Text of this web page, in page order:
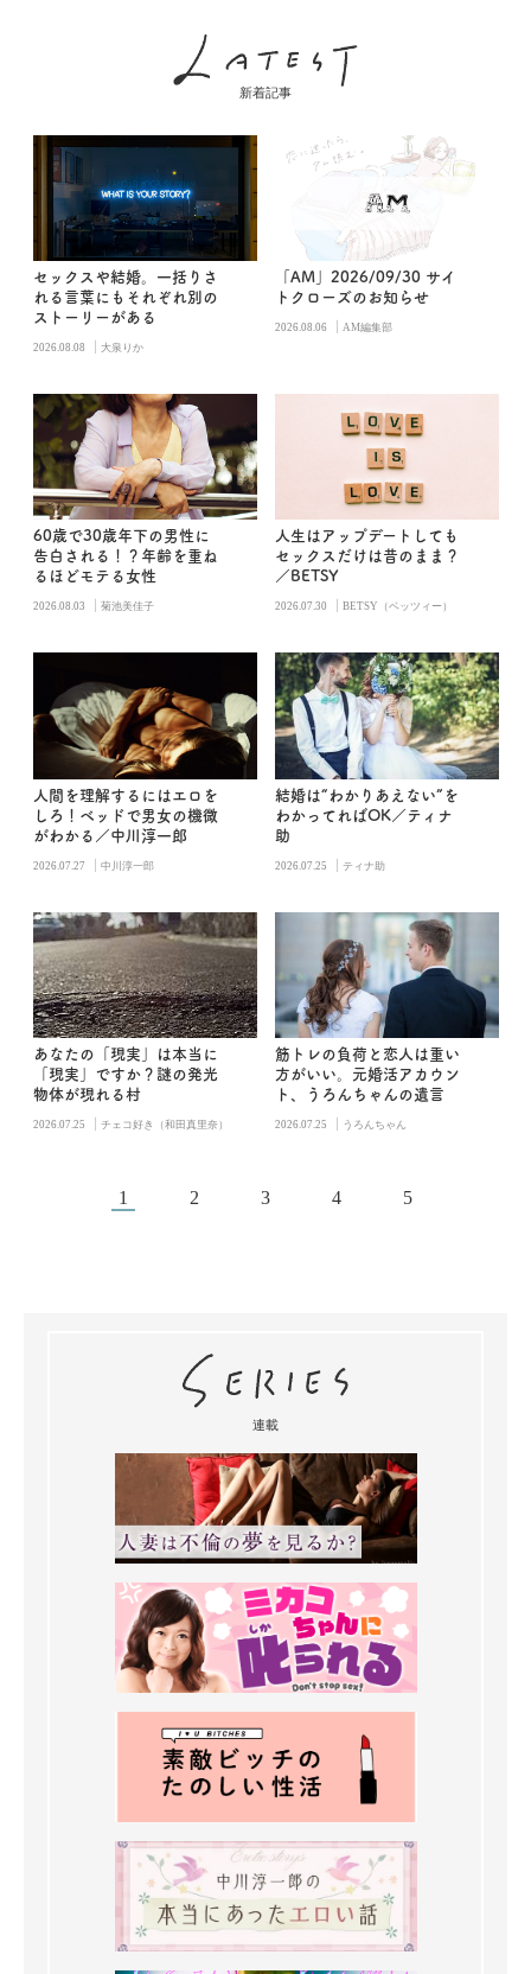
新着記事
セックスや結婚。一括りさ
れる言葉にもそれぞれ別の
ストーリーがある
2026.08.08 | 大泉りか
「AM」2026/09/30 サイ
トクローズのお知らせ
2026.08.06 | AM編集部
60歳で30歳年下の男性に
告白される！？年齢を重ね
るほどモテる女性
2026.08.03 | 菊池美佳子
人生はアップデートしても
セックスだけは昔のまま？
／BETSY
2026.07.30 | BETSY（ベッツィー）
人間を理解するにはエロを
しろ！ベッドで男女の機微
がわかる／中川淳一郎
2026.07.27 | 中川淳一郎
結婚は“わかりあえない”を
わかってればOK／ティナ
助
2026.07.25 | ティナ助
あなたの「現実」は本当に
「現実」ですか？謎の発光
物体が現れる村
2026.07.25 | チェコ好き（和田真里奈）
筋トレの負荷と恋人は重い
方がいい。元婚活アカウン
ト、うろんちゃんの遺言
2026.07.25 | うろんちゃん
1 2 3 4 5
連載